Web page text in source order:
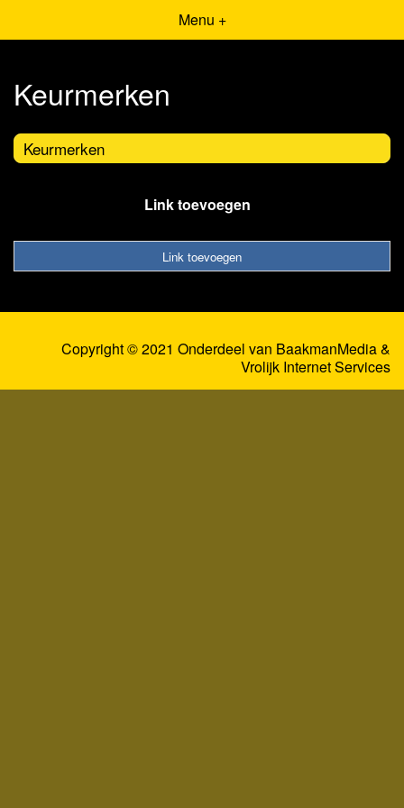
Menu +
Keurmerken
Keurmerken
Link toevoegen
Link toevoegen
Copyright © 2021 Onderdeel van BaakmanMedia&
Vrolijk Internet Services